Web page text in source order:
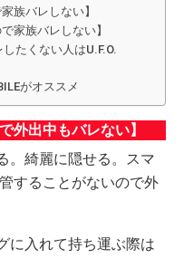
族バレしない】
家族バレしない】
たくない人はU.F.O.
がオススメ
外出中もバレない】
。綺麗に隠せる。スマ
することがないので外
に入れて持ち運ぶ際は